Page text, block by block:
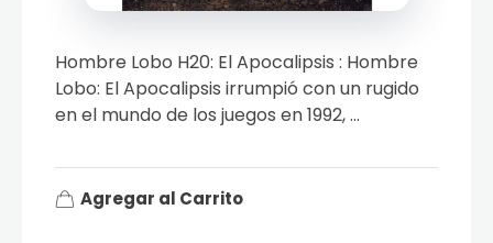
Hombre Lobo H20: El Apocalipsis : Hombre
Lobo: El Apocalipsis irrumpió con un rugido
en el mundo de los juegos en 1992, ...
Agregar al Carrito